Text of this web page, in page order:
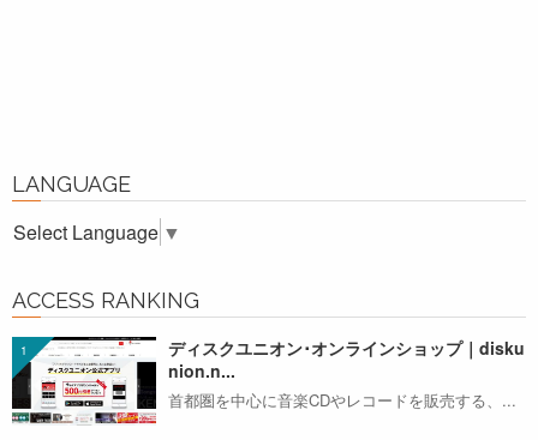
LANGUAGE
Select Language ▼
ACCESS RANKING
ディスクユニオン･オンラインショップ｜disku
nion.n...
首都圏を中心に音楽CDやレコードを販売する、...